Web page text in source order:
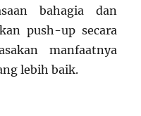
bahagia dan
push-up secara
manfaatnya
lebih baik.